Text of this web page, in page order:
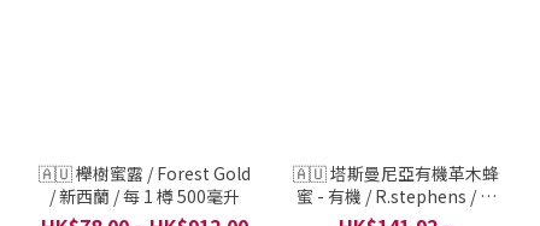
🇦🇺 櫸樹蜜露 / Forest Gold
/ 新西蘭 / 每 1 樽 500毫升
🇦🇺 塔斯曼尼亞有機革木蜂
蜜 - 有機 / R.stephens / 澳
大利亞 / 每 1 包 500克